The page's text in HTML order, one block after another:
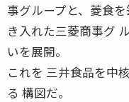
事グループと、菱食
き入れた三菱商事グ
いを展開。
これを 三井食品を中
る 構図だ。